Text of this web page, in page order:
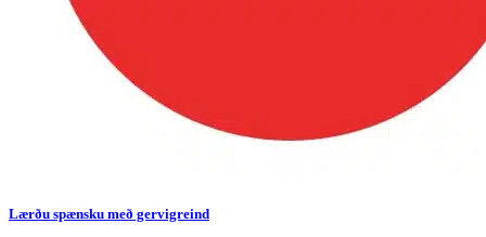
Lærðu spænsku með gervigreind